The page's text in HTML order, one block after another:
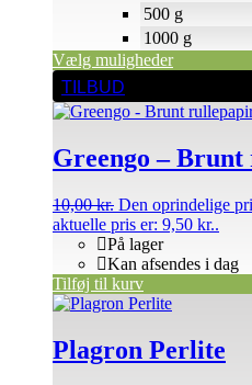
Vælg muligheder
500 g
1000 g
TILBUD
Greengo –
10,00kr. Den oprindelige
aktuelle pris er: 9,50 kr..
På lager
Kan afsendes i dag
Tilføj til kurv
Plagron Perlite